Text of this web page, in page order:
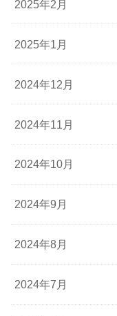
2025年2月
2025年1月
2024年12月
2024年11月
2024年10月
2024年9月
2024年8月
2024年7月